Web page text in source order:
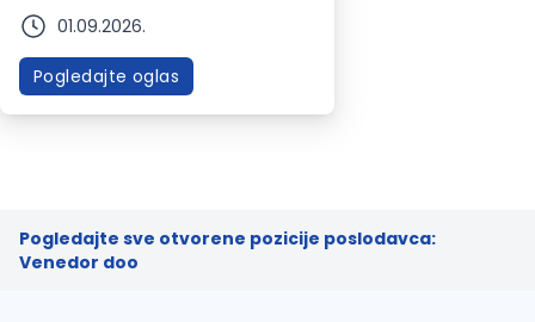
01.09.2026.
Pogledajte oglas
Pogledajte sve otvorene pozicije poslodavca:
Venedor doo